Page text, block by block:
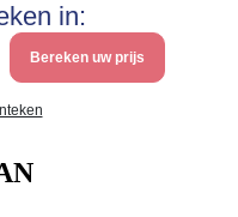
in:
Bereken uw prijs